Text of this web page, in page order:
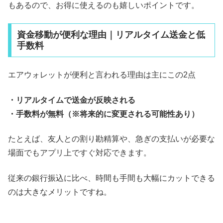
もあるので、お得に使えるのも嬉しいポイントです。
資金移動が便利な理由｜リアルタイム送金と低
手数料
エアウォレットが便利と言われる理由は主にこの2点
・リアルタイムで送金が反映される
・手数料が無料（※将来的に変更される可能性あり）
たとえば、友人との割り勘精算や、急ぎの支払いが必要な
場面でもアプリ上ですぐ対応できます。
従来の銀行振込に比べ、時間も手間も大幅にカットできる
のは大きなメリットですね。